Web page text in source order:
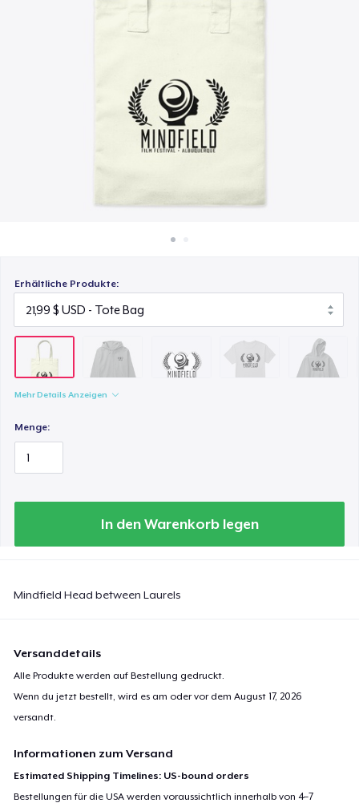
Erhältliche Produkte:
Mehr Details Anzeigen
Menge:
In den Warenkorb legen
Mindfield Head between Laurels
Versanddetails
Alle Produkte werden auf Bestellung gedruckt.
Wenn du jetzt bestellt, wird es am oder vor demAugust 17, 2026
versandt.
Informationen zum Versand
Estimated Shipping Timelines: US-bound orders
Bestellungen für die USA werden voraussichtlich innerhalb von 4–7
Classic Crew Neck T-Shirt
Women's Comfort Tee
25,99 $
Classic Tank Top
22,99 $